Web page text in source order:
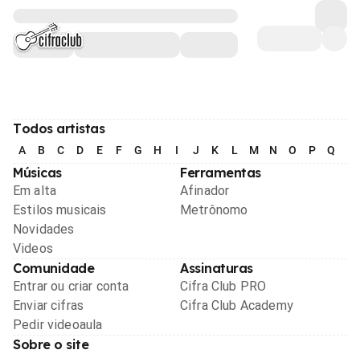
Todos artistas
A B C D E F G H I J K L M N O P Q
Músicas
Em alta
Estilos musicais
Novidades
Videos
Ferramentas
Afinador
Metrônomo
Comunidade
Entrar ou criar conta
Enviar cifras
Pedir videoaula
Assinaturas
Cifra Club PRO
Cifra Club Academy
Sobre o site